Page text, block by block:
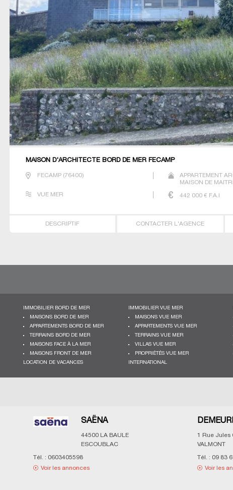
MAISON D'ARCHITECTE BORD DE MER FECAMP
FECAMP(76400)
APPARTEMENT
MAISON DE
VUE MER 442 000€ F.A.I
DESCRIPTIF CONTACTER L'AGENCE
IMMOBILIER BORD DE MER
MAISONS BORD DE MER
APPARTEMENTS BORD DE MER
TERRAINS BORD DE MER
MAISONS FACE À LA MER
MAISONS FRONT DE MER
IMMOBILIER VUE MER
MAISONS VUE MER
APPARTEMENTS VUE MER
TERRAINS VUE MER
VILLAS VUE MER
PROPRIÉTÉS VUE MER
LOCATION DE VACANCES
INTERNATIONAL
SAËNA
44500 LA BAULE
ESCOUBLAC
0603405598
Voir les annonces
1 Rue Jules
VALMONT
09 83 61 70
Voir les